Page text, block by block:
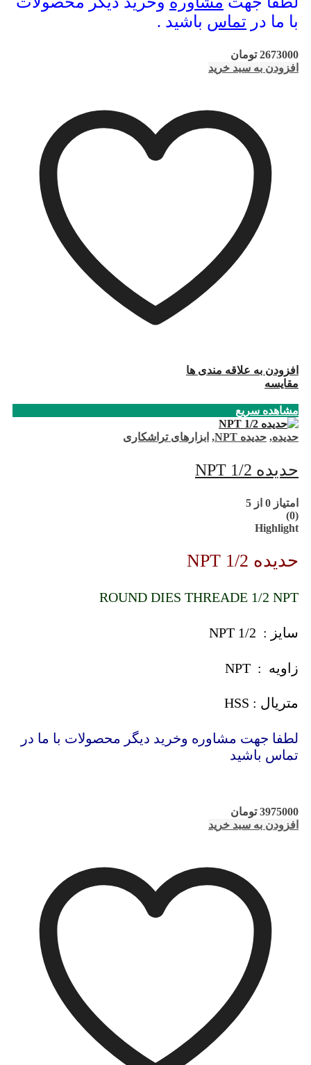
با ما در تماس باشید .
2673000 تومان
افزودن به سبد خرید
افزودن به علاقه مندی ها
مقایسه
مشاهده سریع
حدیده, حدیده NPT , ابزارهای تراشکاری
حدیده 1/2 NPT
امتیاز 0 از 5
(0)
Highlight
حدیده 1/2 NPT
ROUND DIES THREADE 1/2 NPT
سایز : 1/2 NPT
زاویه : NPT
متریال : HSS
لطفا جهت مشاوره وخرید دیگر محصولات با ما در
تماس باشید
3975000 تومان
افزودن به سبد خرید